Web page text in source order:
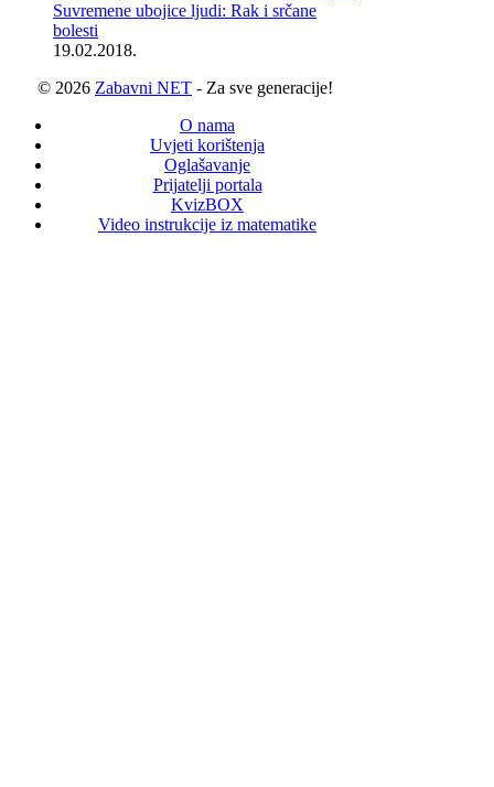
Suvremene ubojice ljudi: Rak i srčane
bolesti
19.02.2018.
© 2026 Zabavni NET - Za sve generacije!
O nama
Uvjeti korištenja
Oglašavanje
Prijatelji portala
KvizBOX
Video instrukcije iz matematike